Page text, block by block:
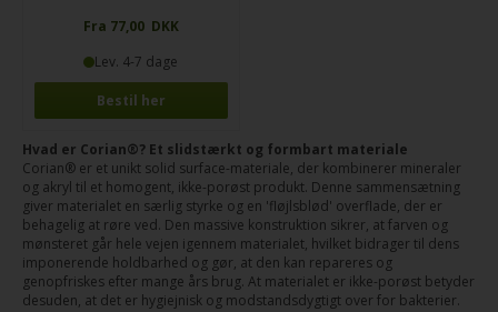
Fra 77,00 DKK
Lev. 4-7 dage
Bestil her
Hvad er Corian®? Et slidstærkt og formbart materiale
Corian® er et unikt solid surface-materiale, der kombinerer mineraler
og akryl til et homogent, ikke-porøst produkt. Denne sammensætning
giver materialet en særlig styrke og en 'fløjlsblød' overflade, der er
behagelig at røre ved. Den massive konstruktion sikrer, at farven og
mønsteret går hele vejen igennem materialet, hvilket bidrager til dens
imponerende holdbarhed og gør, at den kan repareres og
genopfriskes efter mange års brug. At materialet er ikke-porøst betyder
desuden, at det er hygiejnisk og modstandsdygtigt over for bakterier.